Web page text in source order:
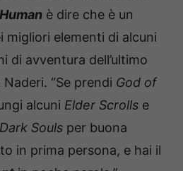
è dire che è un
migliori elementi di alcuni
di avventura dell’ultimo
“Se prendi God of
alcuni Elder Scrolls e
Dark Souls per buona
in prima persona, e hai il